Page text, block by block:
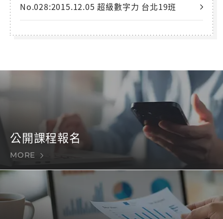
No.028:2015.12.05 超級數字力 台北19班
公開課程報名
MORE